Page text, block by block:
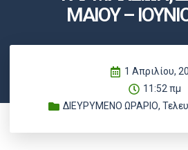
ΜΑΙΟΥ –
1 Απριλίου,
11:52 πμ
ΔΙΕΥΡΥΜΕΝΟ ΩΡΑΡΙΟ,